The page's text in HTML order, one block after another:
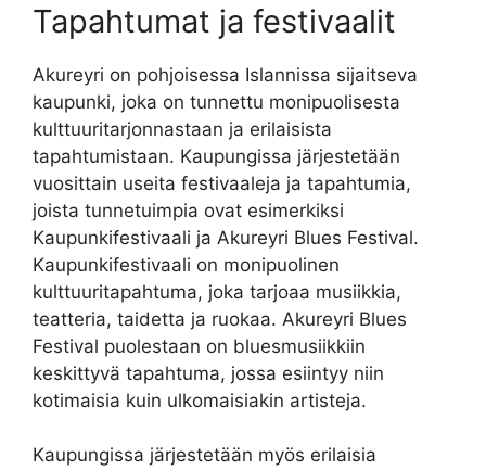
Tapahtumat ja festivaalit
Akureyri on pohjoisessa Islannissa sijaitseva
kaupunki, joka on tunnettu monipuolisesta
kulttuuritarjonnastaan ja erilaisista
tapahtumistaan. Kaupungissa järjestetään
vuosittain useita festivaaleja ja tapahtumia,
joista tunnetuimpia ovat esimerkiksi
Kaupunkifestivaali ja Akureyri Blues Festival.
Kaupunkifestivaali on monipuolinen
kulttuuritapahtuma, joka tarjoaa musiikkia,
teatteria, taidetta ja ruokaa. Akureyri Blues
Festival puolestaan on bluesmusiikkiin
keskittyvä tapahtuma, jossa esiintyy niin
kotimaisia kuin ulkomaisiakin artisteja.
Kaupungissa järjestetään myös erilaisia